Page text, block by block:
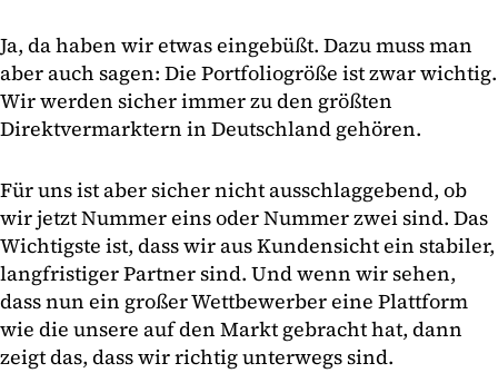
Ja, da haben wir etwas eingebüßt. Dazu muss man
aber auch sagen: Die Portfoliogröße ist zwar wichtig.
Wir werden sicher immer zu den größten
Direktvermarktern in Deutschland gehören.
Für uns ist aber sicher nicht ausschlaggebend, ob
wir jetzt Nummer eins oder Nummer zwei sind. Das
Wichtigste ist, dass wir aus Kundensicht ein stabiler,
langfristiger Partner sind. Und wenn wir sehen,
dass nun ein großer Wettbewerber eine Plattform
wie die unsere auf den Markt gebracht hat, dann
zeigt das, dass wir richtig unterwegs sind.